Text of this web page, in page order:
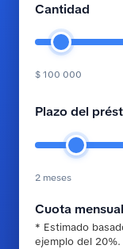
Cantidad
$ 100 000
Plazo del
2 meses
Cuota
* Estimado
ejemplo del 20%.